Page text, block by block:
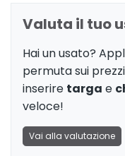
Valuta il tuo
Hai un usato?
permuta sui
inserire targa e
veloce!
Vai alla valutazione